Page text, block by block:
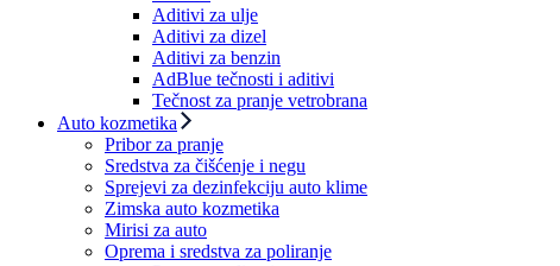
Aditivi za ulje
Aditivi za dizel
Aditivi za benzin
AdBlue tečnosti i aditivi
Tečnost za pranje vetrobrana
Auto kozmetika
Pribor za pranje
Sredstva za čišćenje i negu
Sprejevi za dezinfekciju auto klime
Zimska auto kozmetika
Mirisi za auto
Oprema i sredstva za poliranje